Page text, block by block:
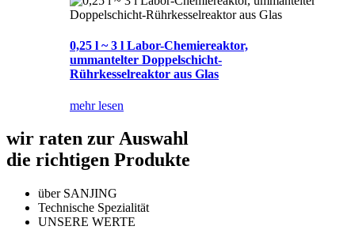
0,25 l ~ 3 l Labor-Chemiereaktor,
ummantelter Doppelschicht-
Rührkesselreaktor aus Glas
mehr lesen
wir raten zur Auswahl
die richtigen Produkte
über SANJING
Technische Spezialität
UNSERE WERTE